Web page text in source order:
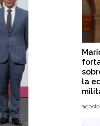
la